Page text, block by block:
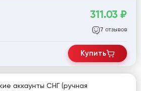
311.03 ₽
7 отзывов
Купить
аккаунты СНГ (ручная